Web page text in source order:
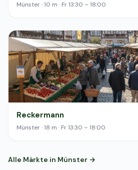
Münster · 10 m · Fr 13:30 – 18:00
Reckermann
Münster · 18 m · Fr 13:30 – 18:00
Alle Märkte in Münster →